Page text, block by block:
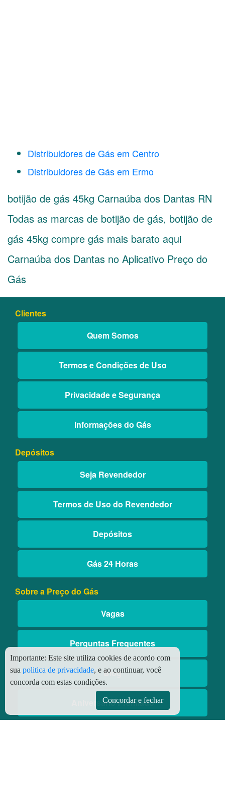
Distribuidores de Gás em Centro
Distribuidores de Gás em Ermo
botijão de gás 45kg Carnaúba dos Dantas RN
Todas as marcas de botijão de gás, botijão de
gás 45kg compre gás mais barato aqui
Carnaúba dos Dantas no Aplicativo Preço do
Gás
Clientes
Quem Somos
Termos e Condições de Uso
Privacidade e Segurança
Informações do Gás
Depósitos
Seja Revendedor
Termos de Uso do Revendedor
Depósitos
Gás 24 Horas
Sobre a Preço do Gás
Vagas
Perguntas Frequentes
Blog
Aniversário Premiado
Importante: Este site utiliza cookies de acordo com
sua politica de privacidade, e ao continuar, você
concorda com estas condições.
Concordar e fechar